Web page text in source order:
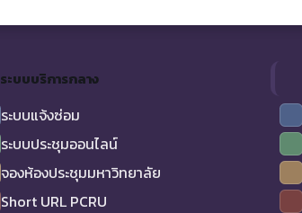
ระบบบริการกลาง
ระบบแจ้งซ่อม
ระบบประชุมออนไลน์
จองห้องประชุมมหาวิทยาลัย
Short URL PCRU